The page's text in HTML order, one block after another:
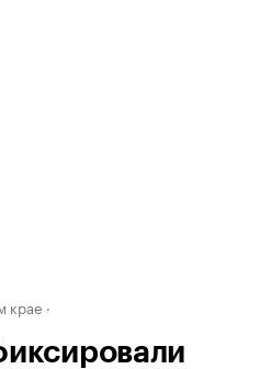
крае